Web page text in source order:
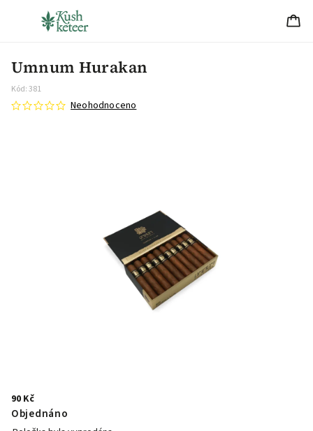
Umnum Hurakan
Kód:381
Neohodnoceno
90 Kč
Objednáno